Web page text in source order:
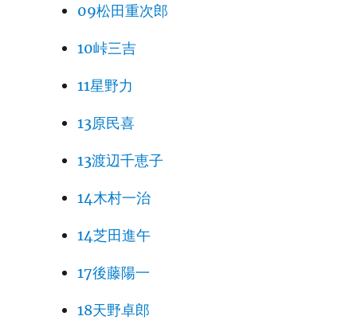
09松田重次郎
10峠三吉
11星野力
13原民喜
13渡辺千恵子
14木村一治
14芝田進午
17後藤陽一
18天野卓郎